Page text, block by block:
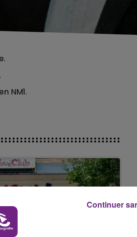
NM1.
Continuer